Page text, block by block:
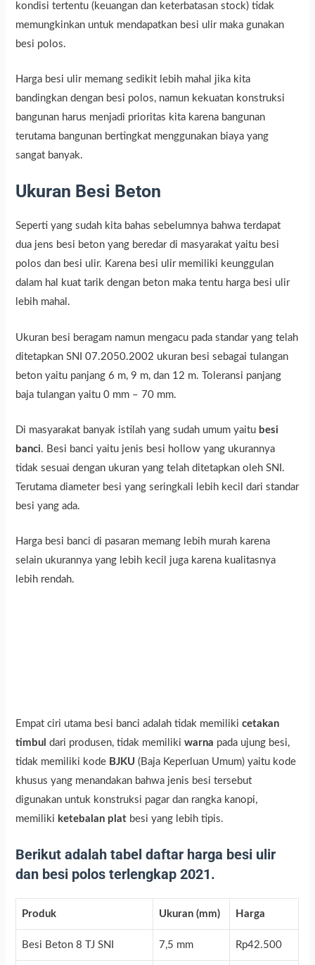
kondisi tertentu (keuangan dan keterbatasan stock) tidak
memungkinkan untuk mendapatkan besi ulir maka gunakan
besi polos.
Harga besi ulir memang sedikit lebih mahal jika kita
bandingkan dengan besi polos, namun kekuatan konstruksi
bangunan harus menjadi prioritas kita karena bangunan
terutama bangunan bertingkat menggunakan biaya yang
sangat banyak.
Ukuran Besi Beton
Seperti yang sudah kita bahas sebelumnya bahwa terdapat
dua jens besi beton yang beredar di masyarakat yaitu besi
polos dan besi ulir. Karena besi ulir memiliki keunggulan
dalam hal kuat tarik dengan beton maka tentu harga besi ulir
lebih mahal.
Ukuran besi beragam namun mengacu pada standar yang telah
ditetapkan SNI 07.2050.2002 ukuran besi sebagai tulangan
beton yaitu panjang 6 m, 9 m, dan 12 m. Toleransi panjang
baja tulangan yaitu 0 mm – 70 mm.
Di masyarakat banyak istilah yang sudah umum yaitu besi
banci. Besi banci yaitu jenis besi hollow yang ukurannya
tidak sesuai dengan ukuran yang telah ditetapkan oleh SNI.
Terutama diameter besi yang seringkali lebih kecil dari standar
besi yang ada.
Harga besi banci di pasaran memang lebih murah karena
selain ukurannya yang lebih kecil juga karena kualitasnya
lebih rendah.
Empat ciri utama besi banci adalah tidak memilikicetakan
timbul dari produsen, tidak memilikiwarna pada ujung besi,
tidak memiliki kode BJKU (Baja Keperluan Umum) yaitu kode
khusus yang menandakan bahwa jenis besi tersebut
digunakan untuk konstruksi pagar dan rangka kanopi,
memiliki ketebalan plat besi yang lebih tipis.
Berikut adalah tabel daftar harga besi ulir
dan besi polos terlengkap 2021.
Produk Ukuran (mm) Harga
Besi Beton 8 TJ SNI 7,5 mm Rp42.500